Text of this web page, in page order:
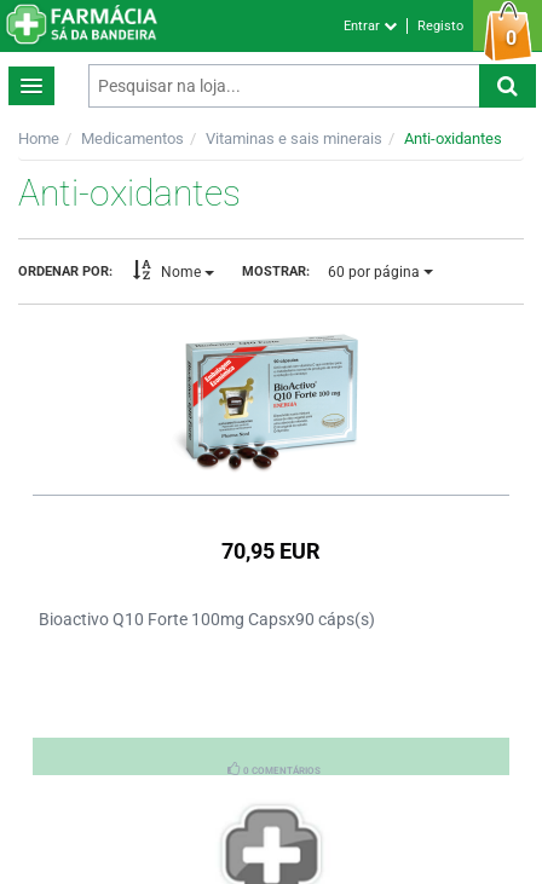
0
Entrar Registo
Home Medicamentos Vitaminas e sais minerais Anti-oxidantes
Anti-oxidantes
ORDENAR POR: Nome MOSTRAR: 60 por página
70,95 EUR
Bioactivo Q10 Forte 100mg Capsx90 cáps(s)
0 COMENTÁRIOS